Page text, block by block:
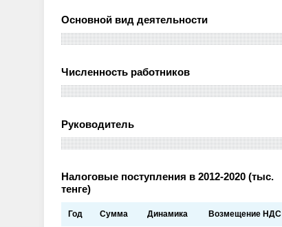
Основной вид деятельности
Численность работников
Руководитель
Налоговые поступления в 2012-2020 (тыс.
тенге)
Год Сумма Динамика Возмещение НДС